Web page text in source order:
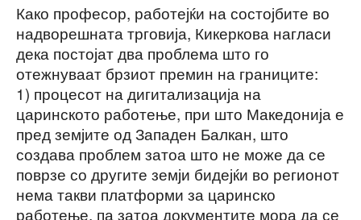
Како професор, работејќи на состојбите во
надворешната трговија, Кикеркова нагласи
дека постојат два проблема што го
отежнуваат брзиот премин на границите:
1) процесот на дигитализација на
царинското работење, при што Македонија е
пред земјите од Западен Балкан, што
создава проблем затоа што не може да се
поврзе со другите земји бидејќи во регионот
нема такви платформи за царинско
работење, па затоа документите мора да се